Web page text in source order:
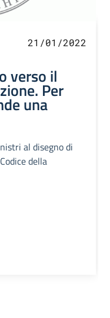
21/01/2022
verso il
Per
una
al disegno di
della